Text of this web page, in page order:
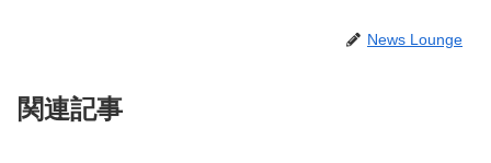
News Lounge
関連記事